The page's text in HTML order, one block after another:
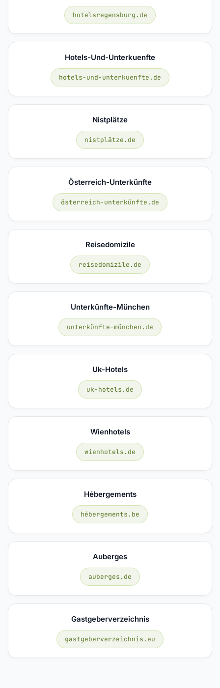
hotelsregensburg.de
Hotels-Und-Unterkuenfte
hotels-und-unterkuenfte.de
Nistplätze
nistplätze.de
Österreich-Unterkünfte
österreich-unterkünfte.de
Reisedomizile
reisedomizile.de
Unterkünfte-München
unterkünfte-münchen.de
Uk-Hotels
uk-hotels.de
Wienhotels
wienhotels.de
Hébergements
hébergements.be
Auberges
auberges.de
Gastgeberverzeichnis
gastgeberverzeichnis.eu